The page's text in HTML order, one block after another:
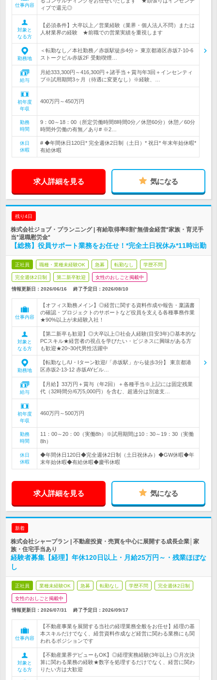
仕事内容
ィブで還元◎
対象と
なる方
【必須条件】大卒以上／営業経験（業界・個人法人不問）または
人材業界の経験 ★前職での営業実績を重視します
勤務地
＜転勤なし／本社勤務／赤坂駅徒歩4分＞ 東京都港区赤坂7-10-6
ストークビル赤坂2F 受動喫煙…
給与
月給333,300円～416,300円＋諸手当＋賞与年3回＋インセンティ
ブ※試用期間3ヶ月（待遇に変更なし）※経験、…
初年度
年収
400万円～450万円
勤務
時間
9：00～18：00（所定労働時間8時間0分／休憩60分）休憩／60分
時間外労働の有無／あり# ※2…
休日
休暇
# ◆年間休日120日* 完全週休2日制（土日）* 祝日* 年末年始休暇*
有給休暇
求人詳細を見る 気になる
残り4日
株式会社ジョブ・プランニング | 有給取得率8割*無借金経営*家族・育児手
当*退職慰労金*
【総務】役員サポート業務をお任せ！*完全土日祝休み*11時出勤
正社員 職種・業種未経験OK 急募 転勤なし 学歴不問
完全週休2日制 第二新卒歓迎 女性のおしごと掲載中
情報更新日：2026/06/16 終了予定日： 2026/08/10
仕事内容
【オフィス勤務メイン】◎経営に関する資料作成や報告・稟議書
の確認・プロジェクトのサポートなど役員を支える各種事務作業
★90%以上が未経験入社！
対象と
なる方
【第二新卒も歓迎】◎大卒以上◎社会人経験(目安3年)◎基本的な
PCスキル★経営者の視点を学びたい・ビジネスに興味がある方
も歓迎★20~30代男性活躍中
勤務地
【転勤なし/U・Iターン歓迎/「赤坂駅」から徒歩3分】 東京都港
区赤坂2-13-12 赤坂AYビル…
給与
【月給】33万円＋賞与（年2回）＋各種手当※上記には固定残業
代（32時間分/6万5,000円）を含む、超過分は別途支…
初年度
年収
460万円～500万円
勤務
時間
11：00～20：00（実働8h）※試用期間は10：30～19：30（実働
8h）
休日
休暇
◆年間休日120日◆完全週休2日制（土日祝休み）◆GW休暇◆年
末年始休暇◆有給休暇◆慶弔休暇
求人詳細を見る 気になる
新着
株式会社シャープラン | 不動産投資・売買を中心に展開する成長企業│家
族・住宅手当あり
経験者募集【経理】年休120日以上・月給25万円～・残業ほぼな
し
正社員 業種未経験OK 急募 転勤なし 学歴不問 完全週休2日制
女性のおしごと掲載中
情報更新日：2026/07/31 終了予定日： 2026/09/17
仕事内容
【不動産事業を展開する当社の経理業務全般をお任せ】経理の基
本スキルだけでなく、経営資料作成など経営に関わる業務にも関
われるポジションです
対象と
なる方
【不動産業界デビューもOK】◎経理実務経験(3年以上) ◎月次決
算に関わる業務の経験★数字を処理するだけでなく、経営に関わ
りたい方は大歓迎